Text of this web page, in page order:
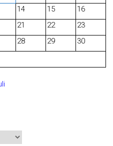
14 15
16
21 22
23
28 29
30